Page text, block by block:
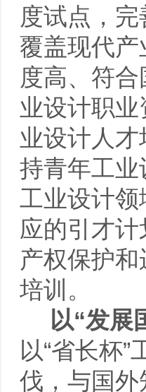
度试点，
覆盖现代
度高、符
业设计职
业设计人
持青年工
工业设计
应的引才
产权保护
培训。
以“发展
以“省长杯
伐，与国